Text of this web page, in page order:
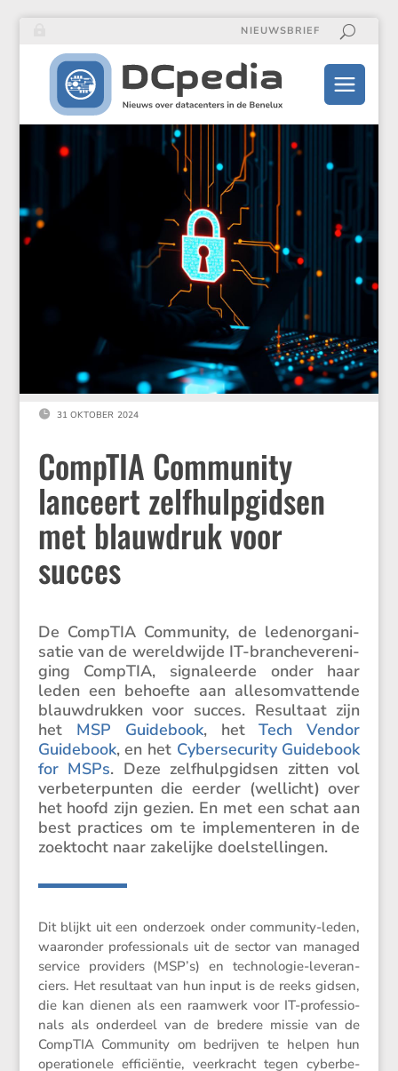
NIEUWSBRIEF
 31 OKTOBER 2024
CompTIA Community
lanceert zelfhulpgidsen
met blauwdruk voor
succes
De CompTIA Commu­nity, de leden­or­ga­ni­
satie van de wereld­wijde IT-branche­ver­e­ni­
ging CompTIA, signa­leerde onder haar
leden een behoefte aan alles­om­vat­tende
blauw­drukken voor succes. Resul­taat zijn
het MSP Guide­book, hetTech Vendor
Guide­book, en het Cyber­se­cu­rity Guide­book
for MSPs. Deze zelfhulp­gidsen zitten vol
verbe­ter­punten die eerder (wellicht) over
het hoofd zijn gezien. En met een schat aan
best practices om te imple­men­teren in de
zoektocht naar zakelijke doelstellingen.
Dit blijkt uit een onder­zoek onder commu­nity-leden,
waaronder profes­si­o­nals uit de sector van managed
service provi­ders (MSP’s) en techno­logie-leveran­
ciers. Het resul­taat van hun input is de reeks gidsen,
die kan dienen als een raamwerk voor IT-profes­si­o­
nals als onder­deel van de bredere missie van de
CompTIA Commu­nity om bedrijven te helpen hun
opera­ti­o­nele effici­ëntie, veerkracht tegen cyber­be­